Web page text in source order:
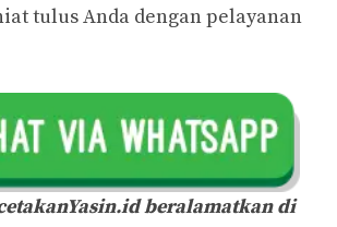
tulus Anda dengan pelayanan
beralamatkan di